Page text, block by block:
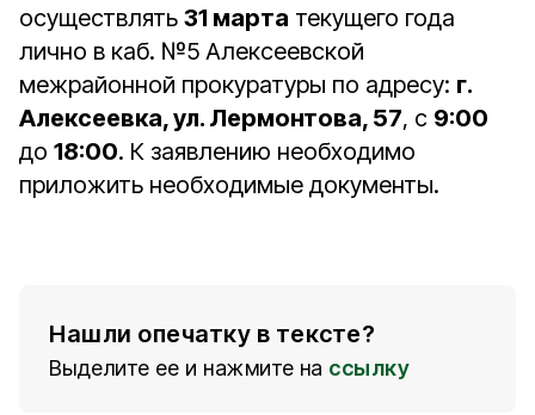
осуществлять 31 марта текущего года
лично в каб. №5 Алексеевской
межрайонной прокуратуры по адресу: г.
Алексеевка, ул. Лермонтова, 57, с 9:00
до 18:00. К заявлению необходимо
приложить необходимые документы.
Нашли опечатку в тексте?
Выделите ее и нажмите на ссылку